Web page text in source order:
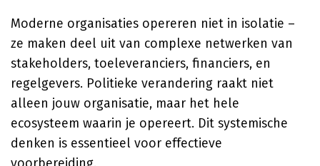
Moderne organisaties opereren niet in isolatie –
ze maken deel uit van complexe netwerken van
stakeholders, toeleveranciers, financiers, en
regelgevers. Politieke verandering raakt niet
alleen jouw organisatie, maar het hele
ecosysteem waarin je opereert. Dit systemische
denken is essentieel voor effectieve